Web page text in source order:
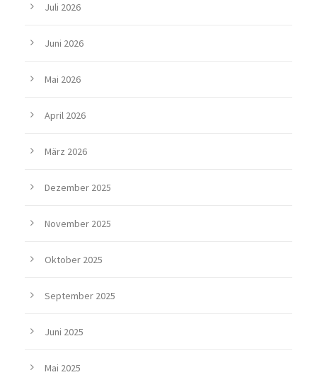
Juli 2026
Juni 2026
Mai 2026
April 2026
März 2026
Dezember 2025
November 2025
Oktober 2025
September 2025
Juni 2025
Mai 2025